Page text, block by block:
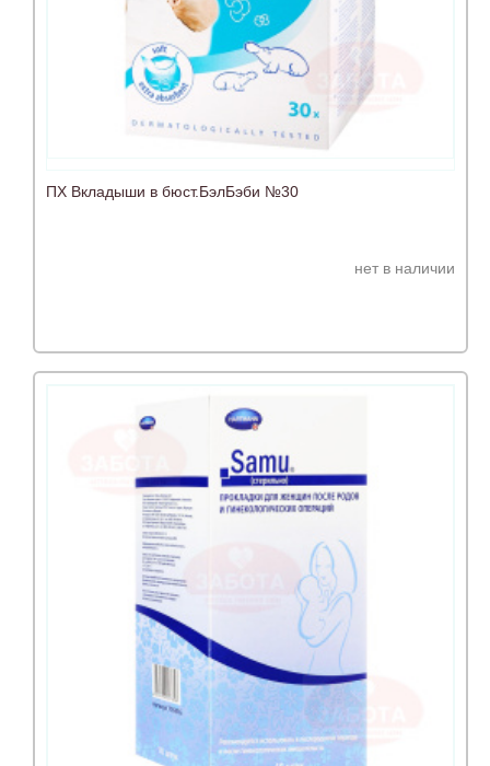
ПХ Вкладыши в бюст.БэлБэби №30
нет в наличии